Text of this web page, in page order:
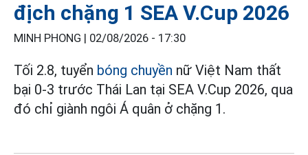
địch chặng 1 SEA V.Cup 2026
MINH PHONG | 02/08/2026 - 17:30
Tối 2.8, tuyển bóng chuyền nữ Việt Nam thất
bại 0-3 trước Thái Lan tại SEA V.Cup 2026, qua
đó chỉ giành ngôi Á quân ở chặng 1.